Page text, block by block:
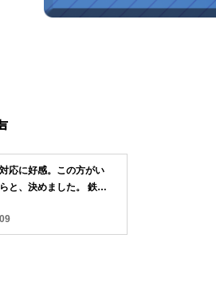
応に好感。この方がい
と、決めました。 鉄道